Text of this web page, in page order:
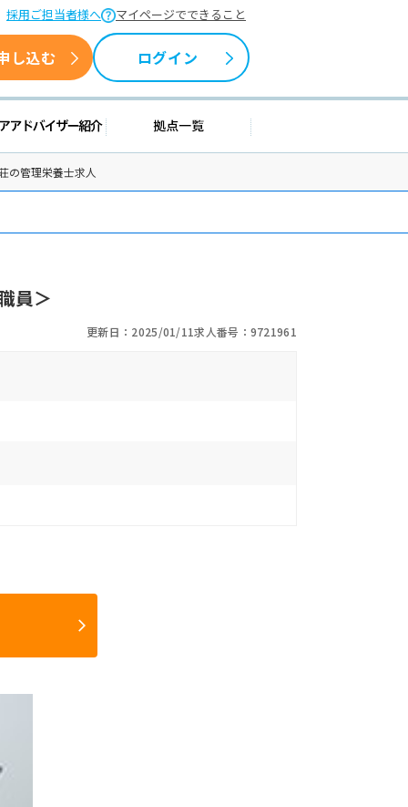
採用ご担当者様へ マイページでできること
し込む ログイン
報 キャリアアドバイザー紹介 拠点一覧
の管理栄養士求人
員＞
更新日：2025/01/11求人番号：9721961